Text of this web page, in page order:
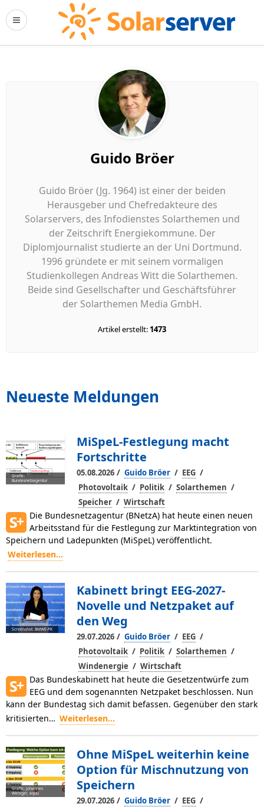
Guido Bröer
Guido Bröer (Jg. 1964) ist einer der beiden
Herausgeber und Chefredakteure des
Solarservers, des Infodienstes Solarthemen und
der Zeitschrift Energiekommune. Der
Diplomjournalist studierte an der Uni Dortmund.
1996 gründete er mit seinem vormaligen
Studienkollegen Andreas Witt die Solarthemen.
Beide sind Gesellschafter und Geschäftsführer
der Solarthemen Media GmbH.
Artikel erstellt: 1473
Neueste Meldungen
Grafik:
Bundesnetzagentur
MiSpeL-Festlegung macht
Fortschritte
05.08.2026 / Guido Bröer / EEG /
Photovoltaik / Politik / Solarthemen /
Speicher / Wirtschaft
Die Bundesnetzagentur (BNetzA) hat heute einen neuen
Arbeitsstand für die Festlegung zur Marktintegration von
Speichern und Ladepunkten (MiSpeL) veröffentlicht.
Weiterlesen...
Screenshot: BMWE-PK
Kabinett bringt EEG-2027-
Novelle und Netzpaket auf
den Weg
29.07.2026 / Guido Bröer / EEG /
Photovoltaik / Politik / Solarthemen /
Windenergie / Wirtschaft
Das Bundeskabinett hat heute die Gesetzentwürfe zum
EEG und dem sogenannten Netzpaket beschlossen. Nun
kann der Bundestag sich damit befassen. Gegenüber den stark
kritisierten… Weiterlesen...
Grafik: Johannes
Weniger, aquu
Ohne MiSpeL weiterhin keine
Option für Mischnutzung von
Speichern
29.07.2026 / Guido Bröer / EEG /